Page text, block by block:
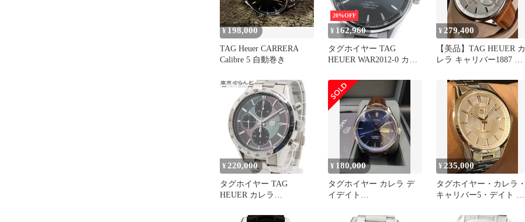
¥ 198,000
TAG Heuer CARRERA
Calibre 5 自動巻き
20%OFF
¥ 162,960
タグホイヤー TAG
HEUER WAR2012-0 カレ
バー7 GMT 自動巻き メ
ンズ _883113
¥ 279,400
【美品】TAG HEUER カ
レラ キャリバー1887 ク
¥ 220,000
タグホイヤー TAG
HEUER カレラ
シェル SS シェル キャリ
¥ 180,000
タグホイヤー カレラ デ
イデイト
¥ 235,000
タグホイヤー・カレラ・
キャリバー5・デイト シ
腕時計